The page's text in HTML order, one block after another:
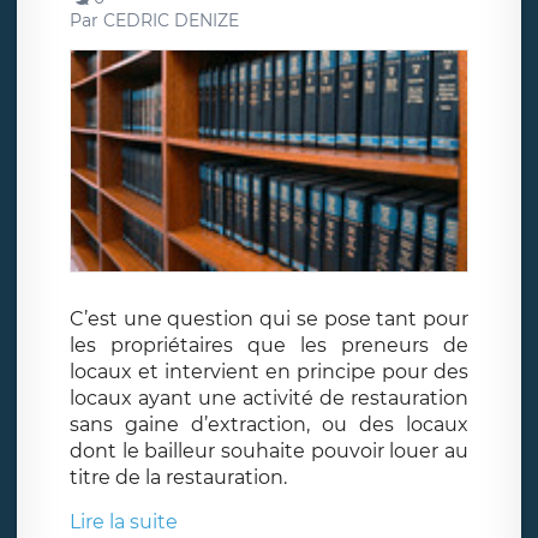
Par CEDRIC DENIZE
C’est une question qui se pose tant pour
les propriétaires que les preneurs de
locaux et intervient en principe pour des
locaux ayant une activité de restauration
sans gaine d’extraction, ou des locaux
dont le bailleur souhaite pouvoir louer au
titre de la restauration.
Lire la suite